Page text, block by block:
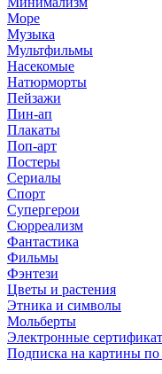
Море
Музыка
Мультфильмы
Насекомые
Натюрморты
Пейзажи
Пин-ап
Плакаты
Поп-арт
Постеры
Сериалы
Спорт
Супергерои
Сюрреализм
Фантастика
Фильмы
Фэнтези
Цветы и растения
Этника и символы
Мольберты
Электронные
Подписка на картины